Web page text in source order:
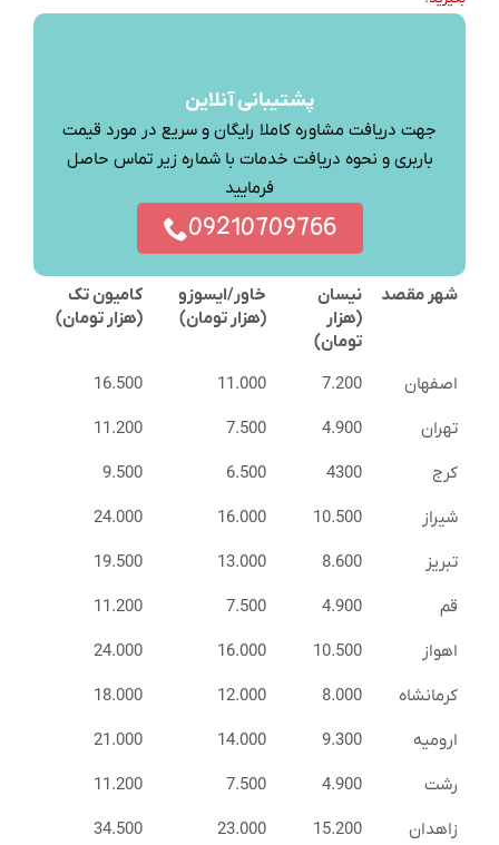
پشتیبانی آنلاین
جهت دریافت مشاوره کاملا رایگان و سریع در مورد قیمت
باربری و نحوه دریافت خدمات با شماره زیر تماس حاصل
فرمایید
09210709766
شهر مقصد
نیسان
(هزار
تومان)
خاور/ایسوزو
(هزار تومان)
کامیون تک
(هزار تومان)
اصفهان 7.200
11.000
16.500
تهران
4.900
7.500
11.200
کرج
4300
6.500
9.500
شیراز
10.500
16.000
24.000
تبریز
8.600
13.000
19.500
قم
4.900
7.500
11.200
اهواز
10.500
16.000
24.000
کرمانشاه
8.000
12.000
18.000
ارومیه
9.300
14.000
21.000
رشت
4.900
7.500
11.200
زاهدان
15.200
23.000
34.500